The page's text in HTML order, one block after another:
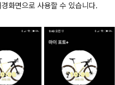
화면으로 사용할 수 있습니다.